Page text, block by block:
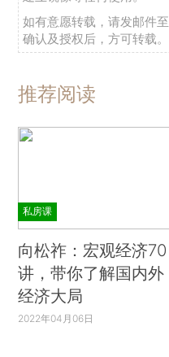
如有意愿转载，请发邮件至
确认及授权后，方可转载。
推荐阅读
私房课
向松祚：宏观经济70
讲，带你了解国内外
经济大局
2022年04月06日